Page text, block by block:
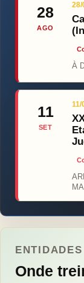
28
AGO
28/
À
11
SET
11/
Onde